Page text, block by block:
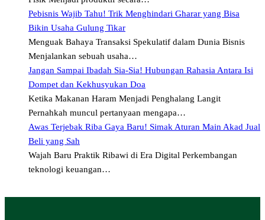
Pebisnis Wajib Tahu! Trik Menghindari Gharar yang Bisa
Bikin Usaha Gulung Tikar
Menguak Bahaya Transaksi Spekulatif dalam Dunia Bisnis
Menjalankan sebuah usaha…
Jangan Sampai Ibadah Sia-Sia! Hubungan Rahasia Antara Isi
Dompet dan Kekhusyukan Doa
Ketika Makanan Haram Menjadi Penghalang Langit
Pernahkah muncul pertanyaan mengapa…
Awas Terjebak Riba Gaya Baru! Simak Aturan Main Akad Jual
Beli yang Sah
Wajah Baru Praktik Ribawi di Era Digital Perkembangan
teknologi keuangan…